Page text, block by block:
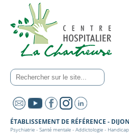
ÉTABLISSEMENT DE RÉFÉRENCE -
Psychiatrie - Santé mentale - Addictologie -